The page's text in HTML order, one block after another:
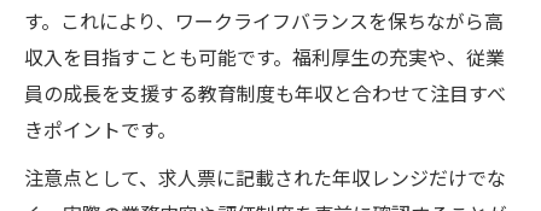
す。これにより、ワークライフバランスを保ちながら高
収入を目指すことも可能です。福利厚生の充実や、従業
員の成長を支援する教育制度も年収と合わせて注目すべ
きポイントです。
注意点として、求人票に記載された年収レンジだけでな